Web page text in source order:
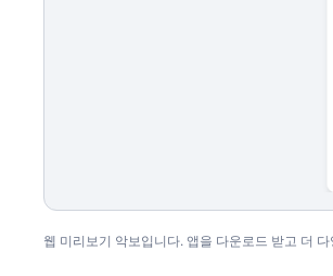
웹 미리보기 악보입니다. 앱을 다운로드 받고 더